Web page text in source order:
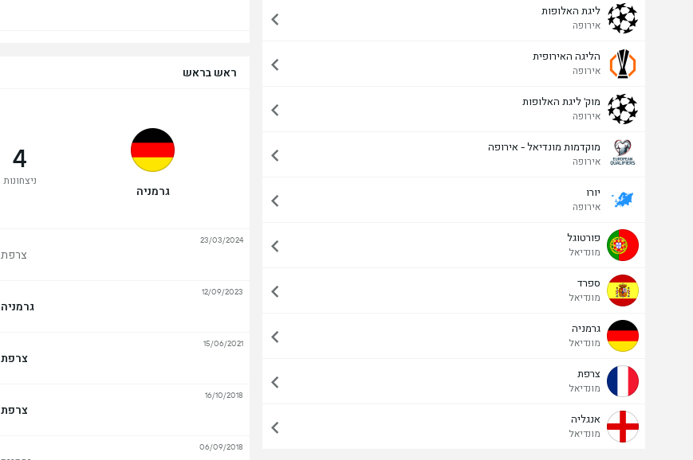
ליגת האלופות
אירופה
הליגה האירופית
אירופה
מוק' ליגת האלופות
אירופה
מוקדמות מונדיאל - אירופה
אירופה
יורו
אירופה
פורטוגל
מונדיאל
ספרד
מונדיאל
גרמניה
מונדיאל
צרפת
מונדיאל
אנגליה
מונדיאל
ראש בראש
גרמניה
4
ניצחונות
צרפת
23/03/2024
גרמניה
12/09/2023
צרפת
15/06/2021
צרפת
16/10/2018
06/09/2018